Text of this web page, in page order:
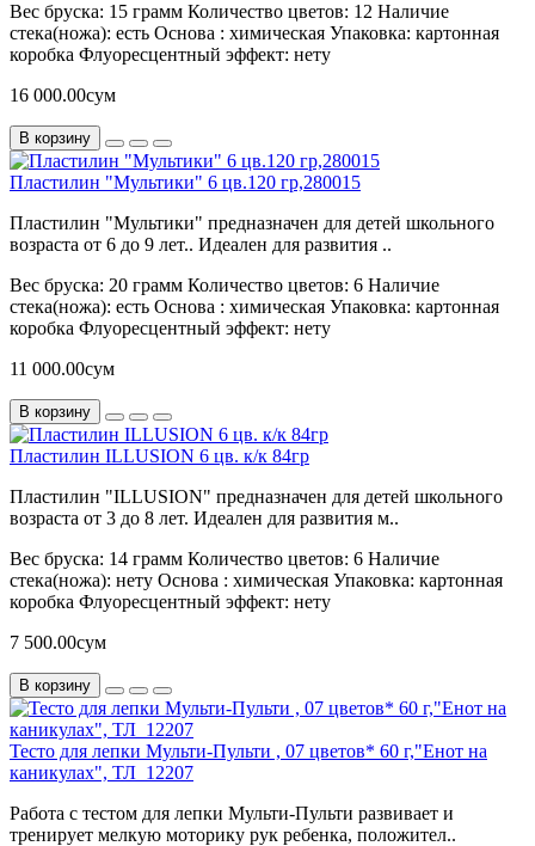
Вес бруска: 15 грамм Количество цветов: 12 Наличие
стека(ножа): есть Основа : химическая Упаковка: картонная
коробка Флуоресцентный эффект: нету
16 000.00сум
В корзину
Пластилин "Мультики" 6 цв.120 гр,280015
Пластилин "Мультики" предназначен для детей школьного
возраста от 6 до 9 лет.. Идеален для развития ..
Вес бруска: 20 грамм Количество цветов: 6 Наличие
стека(ножа): есть Основа : химическая Упаковка: картонная
коробка Флуоресцентный эффект: нету
11 000.00сум
В корзину
Пластилин ILLUSION 6 цв. к/к 84гр
Пластилин "ILLUSION" предназначен для детей школьного
возраста от 3 до 8 лет. Идеален для развития м..
Вес бруска: 14 грамм Количество цветов: 6 Наличие
стека(ножа): нету Основа : химическая Упаковка: картонная
коробка Флуоресцентный эффект: нету
7 500.00сум
В корзину
Тесто для лепки Мульти-Пульти , 07 цветов* 60 г,"Енот на
каникулах", ТЛ_12207
Работа с тестом для лепки Мульти-Пульти развивает и
тренирует мелкую моторику рук ребенка, положител..